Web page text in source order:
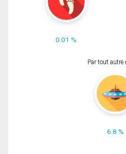
0.01 %
Par tout autre
6.8 %